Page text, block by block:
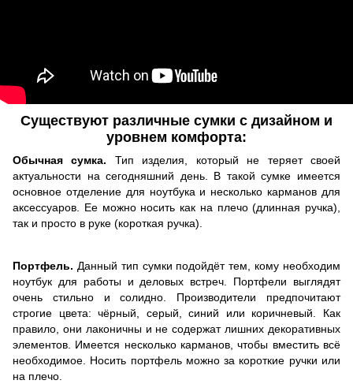
Существуют различные сумки с дизайном и
уровнем комфорта:
Обычная сумка. Тип изделия, который не теряет своей
актуальности на сегодняшний день. В такой сумке имеется
основное отделение для ноутбука и несколько карманов для
аксессуаров. Ее можно носить как на плечо (длинная ручка),
так и просто в руке (короткая ручка).
Портфель. Данный тип сумки подойдёт тем, кому необходим
ноутбук для работы и деловых встреч. Портфели выглядят
очень стильно и солидно. Производители предпочитают
строгие цвета: чёрный, серый, синий или коричневый. Как
правило, они лаконичны и не содержат лишних декоративных
элементов. Имеется несколько карманов, чтобы вместить всё
необходимое. Носить портфель можно за короткие ручки или
на плечо.